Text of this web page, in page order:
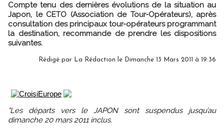
Compte tenu des dernières évolutions de la situation au
Japon, le CETO (Association de Tour-Opérateurs), après
consultation des principaux tour-opérateurs programmant
la destination, recommande de prendre les dispositions
suivantes.
Rédigé par La Rédaction le Dimanche 13 Mars 2011 à 19:36
"Les départs vers le JAPON sont suspendus jusqu’au
dimanche 20 mars 2011 inclus.